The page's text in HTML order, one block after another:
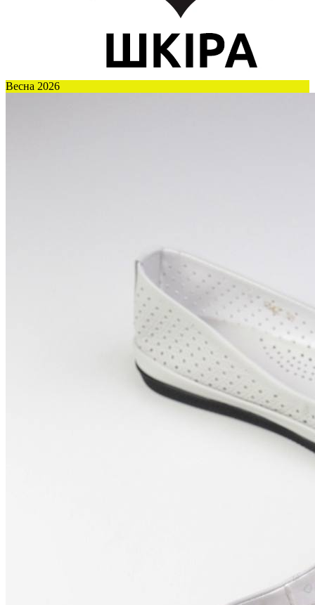
Весна 2026